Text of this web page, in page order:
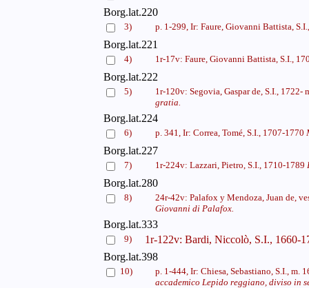
Borg.lat.220
3) p. 1-299, Ir: Faure, Giovanni Battista,
Borg.lat.221
4) 1r-17v: Faure, Giovanni Battista, S.I.,
Borg.lat.222
5)
1r-120v: Segovia, Gaspar de, S.I., 1722-
gratia.
Borg.lat.224
6) p. 341, Ir: Correa, Tomé, S.I., 1707-1770
Borg.lat.227
7) 1r-224v: Lazzari, Pietro, S.I., 1710-1789
Borg.lat.280
8)
24r-42v: Palafox y Mendoza, Juan de,
Giovanni di Palafox.
Borg.lat.333
9)
1r-122v: Bardi, Niccolò, S.I., 1660-
Borg.lat.398
10)
p. 1-444, Ir: Chiesa, Sebastiano, S.I., m.
accademico Lepido reggiano, diviso in